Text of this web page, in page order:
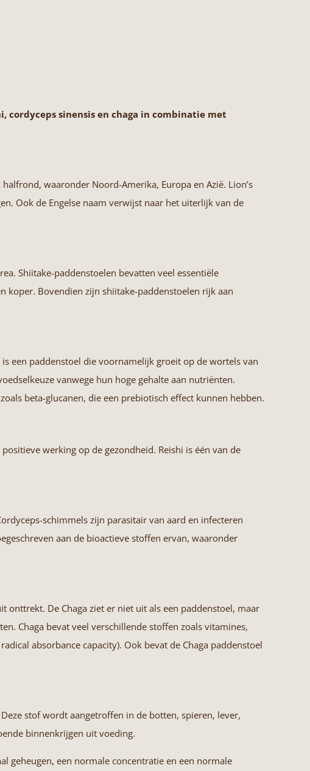
cordyceps sinensis en chaga in combinatie met
waaronder Noord-Amerika, Europa en Azië. Lion’s
Ook de Engelse naam verwijst naar het uiterlijk van de
Shiitake-paddenstoelen bevatten veel essentiële
koper. Bovendien zijn shiitake-paddenstoelen rijk aan
een paddenstoel die voornamelijk groeit op de wortels van
vanwege hun hoge gehalte aan nutriënten.
beta-glucanen, die een prebiotisch effect kunnen hebben.
werking op de gezondheid. Reishi is één van de
schimmels zijn parasitair van aard en infecteren
aan de bioactieve stoffen ervan, waaronder
De Chaga ziet er niet uit als een paddenstoel, maar
Chaga bevat veel verschillende stoffen zoals vitamines,
absorbance capacity). Ook bevat de Chaga paddenstoel
stof wordt aangetroffen in de botten, spieren, lever,
binnenkrijgen uit voeding.
geheugen, een normale concentratie en een normale